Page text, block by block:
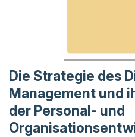
Die Strategie des
Management und
der Personal- und